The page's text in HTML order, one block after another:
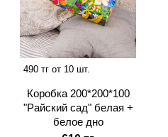
490 тг от 10 шт.
Коробка 200*200*100
"Райский сад" белая +
белое дно